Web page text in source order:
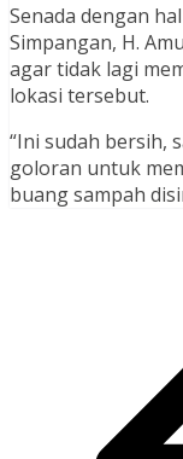
Senada dengan
Simpangan, H.
agar tidak lagi
lokasi tersebut.
“Ini sudah bersih,
goloran untuk
buang sampah